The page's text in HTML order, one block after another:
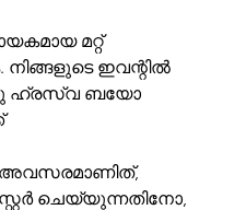
ഇവന്റിൽ
ഒരു ഹ്രസ്വ ബയോ
ചെയ്യുന്നതിനോ,